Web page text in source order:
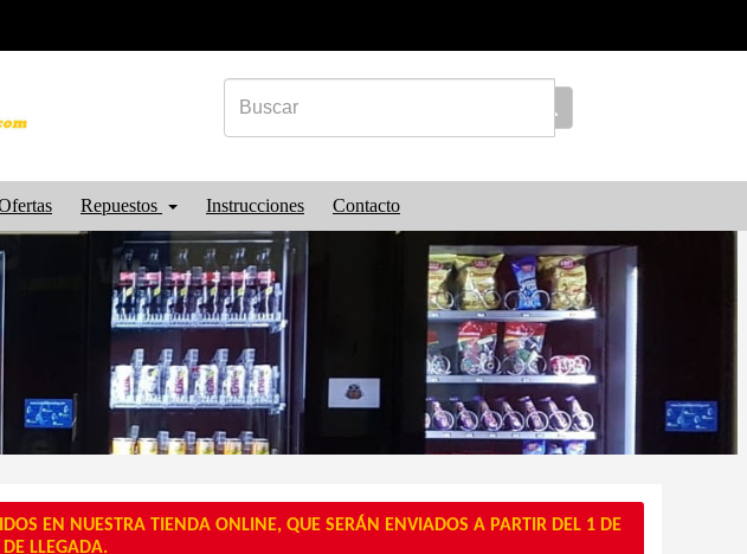
Repuestos Instrucciones Contacto
EN NUESTRA TIENDA ONLINE, QUE SERÁN ENVIADOS A PARTIR DEL 1 DE
LLEGADA.